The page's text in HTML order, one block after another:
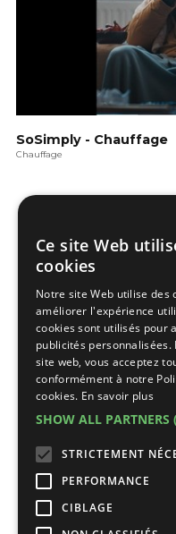
SoSimply - Chauffage
Chauffage
Ne
dernières
Recevez nos mises à jour
E-
Ce site Web
cookies
Notre site Web utilise des
améliorer l'expérience
cookies sont utilisés pour
publicités personnalisées.
site web, vous acceptez
conformément à notre
cookies. En savoir plus
SHOW ALL PARTNERS
STRICTEMENT
PERFORMANCE
CIBLAGE